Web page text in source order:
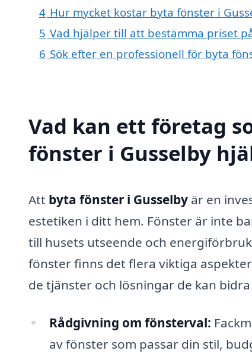
4 Hur mycket kostar byta fönster i
5 Vad hjälper till att bestämma priset
6 Sök efter en professionell för byta
Vad kan ett företag
fönster i Gusselby
Att byta fönster i Gusselby är en
estetiken i ditt hem. Fönster är inte
till husets utseende och
fönster finns det flera viktiga
de tjänster och lösningar de kan
Rådgivning om fönsterval:
av fönster som passar din stil,